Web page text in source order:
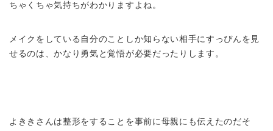
ちゃくちゃ気持ちがわかりますよね。
メイクをしている自分のことしか知らない相手にすっぴんを見
せるのは、かなり勇気と覚悟が必要だったりします。
よききさんは整形をすることを事前に母親にも伝えたのだそ